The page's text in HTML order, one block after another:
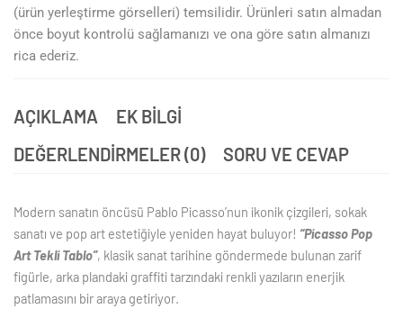
(ürün yerleştirme görselleri) temsilidir. Ürünleri satın almadan
önce boyut kontrolü sağlamanızı ve ona göre satın almanızı
rica ederiz.
AÇIKLAMA
EK BILGI
DEĞERLENDIRMELER (0)
SORU VE CEVAP
Modern sanatın öncüsü Pablo Picasso’nun ikonik çizgileri, sokak
sanatı ve pop art estetiğiyle yeniden hayat buluyor! “Picasso Pop
Art Tekli Tablo”, klasik sanat tarihine göndermede bulunan zarif
figürle, arka plandaki graffiti tarzındaki renkli yazıların enerjik
patlamasını bir araya getiriyor.